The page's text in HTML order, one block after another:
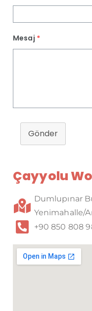
Mesaj *
Gönder
Çayyolu
Dumlupınar
Yenimahalle/
+90 850 808